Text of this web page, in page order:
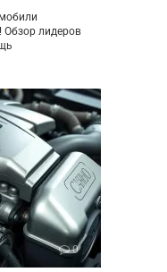
Обзор лидеров
0